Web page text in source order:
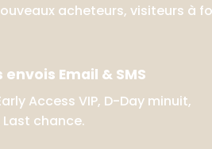
acheteurs, visiteurs à
Email & SMS
Access VIP, D-Day minuit,
Last chance.